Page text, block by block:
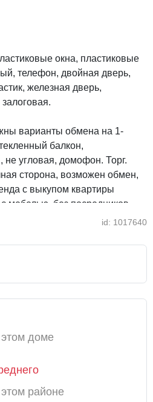
окна, пластиковые
телефон, двойная дверь,
железная дверь,
варианты обмена на 1-
балкон,
угловая, домофон. Торг.
сторона, возможен обмен,
с выкупом квартиры
мебелью, без посредников,
id: 1017640
доме
районе